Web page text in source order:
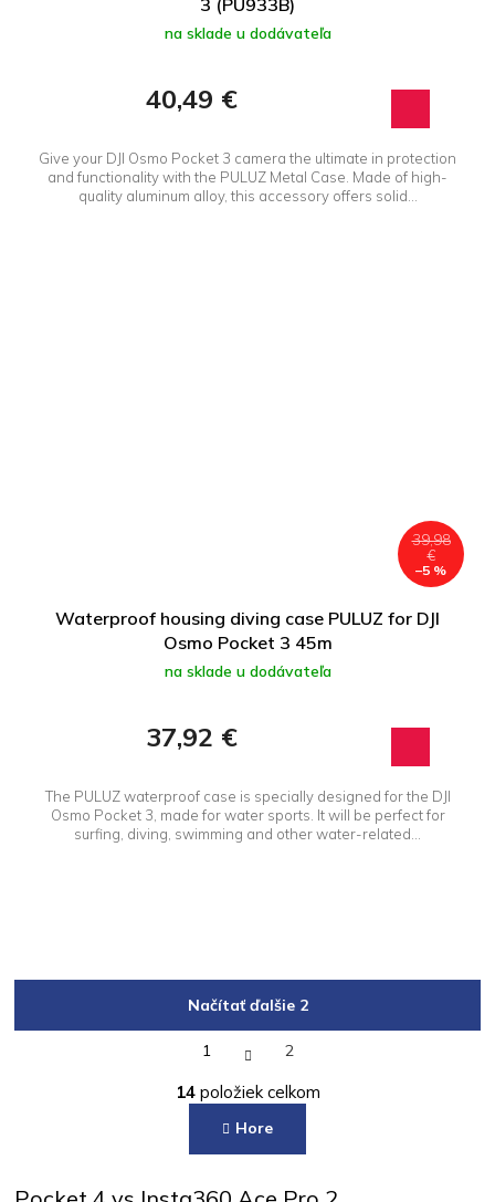
3 (PU933B)
na sklade u dodávateľa
40,49 €
Give your DJI Osmo Pocket 3 camera the ultimate in protection
and functionality with the PULUZ Metal Case. Made of high-
quality aluminum alloy, this accessory offers solid...
39,98
€
–5 %
Waterproof housing diving case PULUZ for DJI
Osmo Pocket 3 45m
na sklade u dodávateľa
37,92 €
The PULUZ waterproof case is specially designed for the DJI
Osmo Pocket 3, made for water sports. It will be perfect for
surfing, diving, swimming and other water-related...
v
l
á
d
Načítať ďalšie 2
t
á
k
o
a
1 2
14položiek celkom
Hore